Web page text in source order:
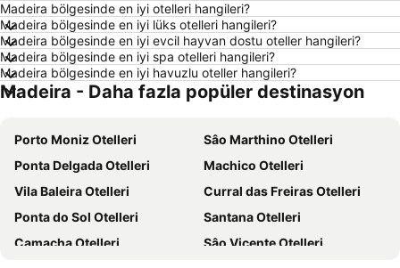
İzmir Otelleri
Ankara Otelleri
Bozcaada Otelleri
Çanakkale Otelleri
Erdek Otelleri
Manavgat Otelleri
Ölüdeniz Otelleri
Kuzey Kıbrıs Türk Cumhuriyeti Otelleri
Aydın Çevresi Otelleri
Mersin Çevresi Otelleri
Ege Bölgesi Otelleri
Akdeniz Bölgesi Otelleri
Samos Otelleri
Çanakkale Çevresi Otelleri
Sakız Adası Otelleri
Yunanistan Otelleri
İstanbul Çevresi Otelleri
Thassos Island Otelleri
Madeira bölgesinde en iyi otelleri hangileri?
Madeira bölgesinde en iyi lüks otelleri hangileri?
Madeira bölgesinde en iyi evcil hayvan dostu oteller hangileri?
Madeira bölgesinde en iyi spa otelleri hangileri?
Madeira bölgesinde en iyi havuzlu oteller hangileri?
Madeira - Daha fazla popüler destinasyon
Porto Moniz Otelleri
Sâo Marthino Otelleri
Ponta Delgada Otelleri
Machico Otelleri
Vila Baleira Otelleri
Curral das Freiras Otelleri
Ponta do Sol Otelleri
Santana Otelleri
Camacha Otelleri
Sâo Vicente Otelleri